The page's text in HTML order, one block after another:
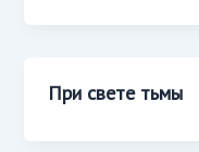
При свете тьмы